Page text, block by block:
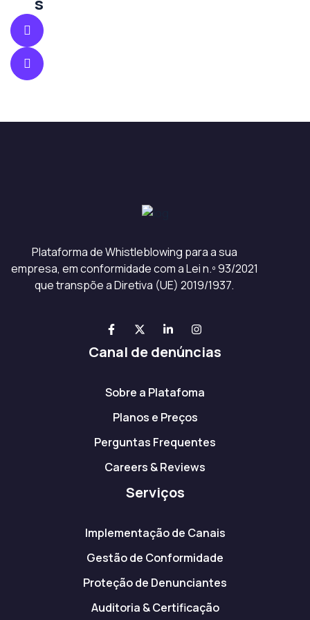
Plataforma de Whistleblowing para a sua
empresa, em conformidade com a Lei n.º 93/2021
que transpõe a Diretiva (UE) 2019/1937.
Canal de denúncias
Sobre a Platafoma
Planos e Preços
Perguntas Frequentes
Careers & Reviews
Serviços
Implementação de Canais
Gestão de Conformidade
Proteção de Denunciantes
Auditoria & Certificação